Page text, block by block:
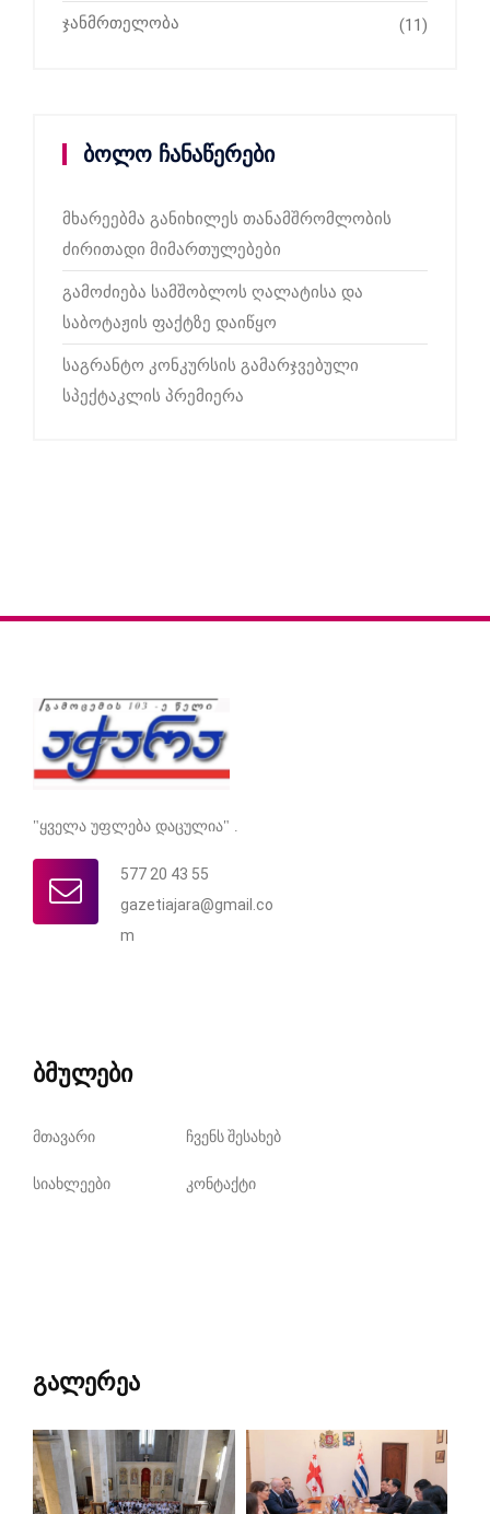
ჯანმრთელობა (11)
ბოლო ჩანაწერები
მხარეებმა განიხილეს თანამშრომლობის
ძირითადი მიმართულებები
გამოძიება სამშობლოს ღალატისა და
საბოტაჟის ფაქტზე დაიწყო
საგრანტო კონკურსის გამარჯვებული
სპექტაკლის პრემიერა
"ყველა უფლება დაცულია" .
577 20 43 55
gazetiajara@gmail.co
m
ბმულები
მთავარი ჩვენს შესახებ
სიახლეები კონტაქტი
გალერეა